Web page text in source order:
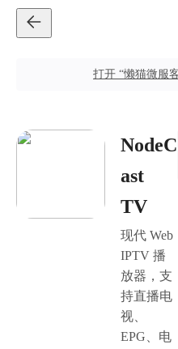
打开 “懒猫微服
NodeC
ast
TV
现代 Web
IPTV 播
放器，支
持直播电
视、
EPG、电